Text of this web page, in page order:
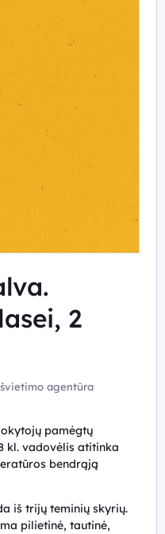
2
agentūra
pamėgtų
kl. vadovėlis atitinka
bendrąją
iš trijų teminių skyrių.
pilietinė, tautinė,